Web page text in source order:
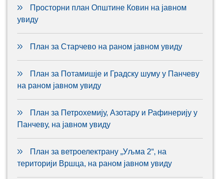
Просторни план Општине Ковин на јавном
увиду
План за Старчево на раном јавном увиду
План за Потамишје и Градску шуму у Панчеву
на раном јавном увиду
План за Петрохемију, Азотару и Рафинерију у
Панчеву, на јавном увиду
План за ветроелектрану „Уљма 2“, на
територији Вршца, на раном јавном увиду